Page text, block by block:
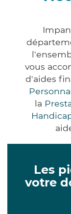
vous
d'aides
la
Les
votre